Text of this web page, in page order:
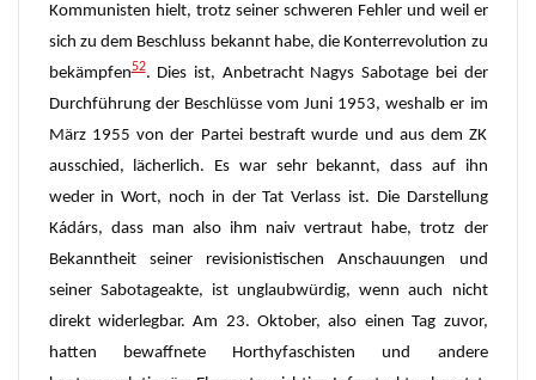
Kommunisten hielt, trotz seiner schweren Fehler und weil er
sich zu dem Beschluss bekannt habe, die Konterrevolution zu
bekämpfen52. Dies ist, Anbetracht Nagys Sabotage bei der
Durchführung der Beschlüsse vom Juni 1953, weshalb er im
März 1955 von der Partei bestraft wurde und aus dem ZK
ausschied, lächerlich. Es war sehr bekannt, dass auf ihn
weder in Wort, noch in der Tat Verlass ist. Die Darstellung
Kádárs, dass man also ihm naiv vertraut habe, trotz der
Bekanntheit seiner revisionistischen Anschauungen und
seiner Sabotageakte, ist unglaubwürdig, wenn auch nicht
direkt widerlegbar. Am 23. Oktober, also einen Tag zuvor,
hatten bewaffnete Horthyfaschisten und andere